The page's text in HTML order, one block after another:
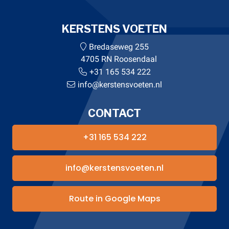
KERSTENS VOETEN
Bredaseweg 255
4705 RN Roosendaal
+31 165 534 222
info@kerstensvoeten.nl
CONTACT
+31 165 534 222
info@kerstensvoeten.nl
Route in Google Maps